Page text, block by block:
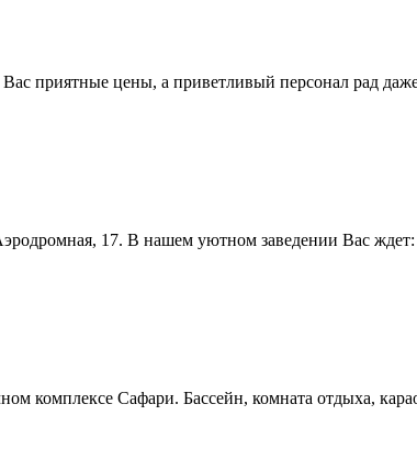
приятные цены, а приветливый персонал рад
17. В нашем уютном заведении Вас ждет:
комплексе Сафари. Бассейн, комната отдыха,